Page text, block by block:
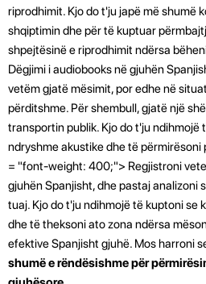
riprodhimit. Kjo do t'ju japë më shumë
shqiptimin dhe për të kuptuar
shpejtësinë e riprodhimit ndërsa
Dëgjimi i audiobooks në gjuhën
vetëm gjatë mësimit, por edhe në
përditshme. Për shembull, gjatë një
transportin publik. Kjo do t'ju ndihmojë
ndryshme akustike dhe të
= "font-weight: 400;"> Regjistroni
gjuhën Spanjisht, dhe pastaj analizoni
tuaj. Kjo do t'ju ndihmojë të kuptoni se
dhe të theksoni ato zona ndërsa
efektive Spanjisht gjuhë. Mos harroni
shumë e rëndësishme për